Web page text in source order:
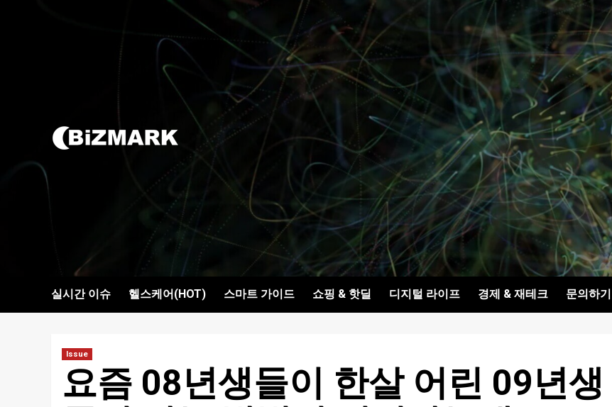
실시간 이슈 헬스케어(HOT) 스마트 가이드 쇼핑 & 핫딜 디지털 라이프 경제 & 재테크 문의하기
Issue
요즘 08년생들이 한살 어린 09년생